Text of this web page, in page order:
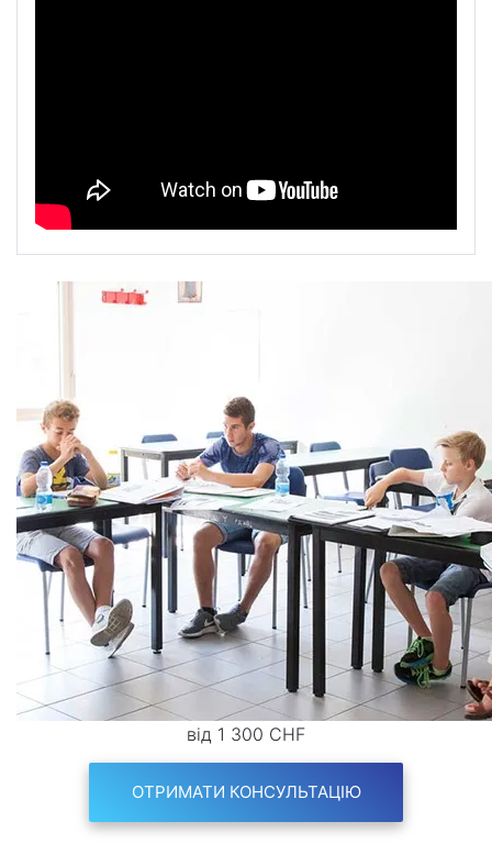
від 1 300 CHF
ОТРИМАТИ КОНСУЛЬТАЦІЮ